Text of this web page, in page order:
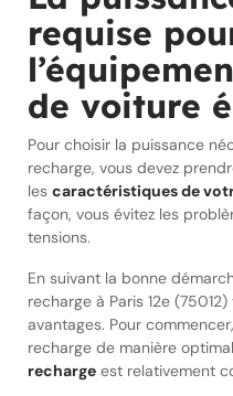
requise
de voiture
Pour choisir la puissance
recharge, vous devez
les caractéristiques de
façon, vous évitez les
tensions.
En suivant la bonne
recharge à Paris 12e
avantages. Pour
recharge de manière
recharge est relativement